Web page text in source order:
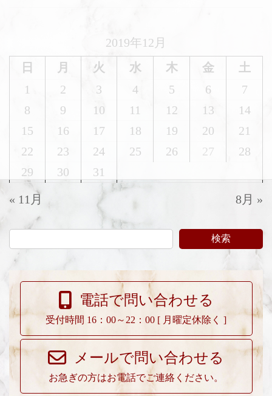
2019年12月
日
月 火 水 木 金
土
1
2 3 4 5 6
7
8
9 10 11 12 13
14
15
16 17 18 19 20
21
22
23 24 25 26 27
28
29
30 31
« 11月 8月 »
検索
電話で問い合わせる
受付時間 16：00～22：00 [ 月曜定休除く ]
メールで問い合わせる
お急ぎの方はお電話でご連絡ください。